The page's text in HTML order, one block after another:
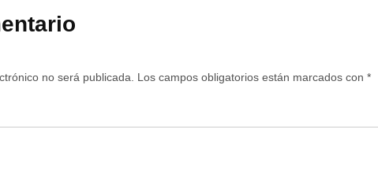
no será publicada. Los campos obligatorios están marcados con *